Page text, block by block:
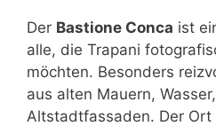
Der Bastione Conca ist
alle, die Trapani
möchten. Besonders
aus alten Mauern,
Altstadtfassaden. Der